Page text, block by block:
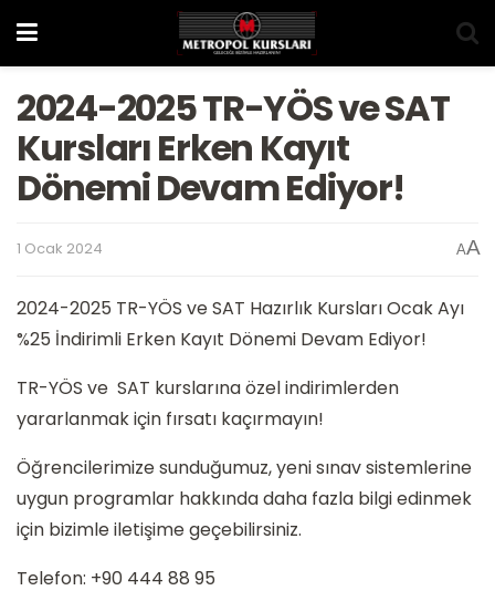
2024-2025 TR-YÖS ve SAT
Kursları Erken Kayıt
Dönemi Devam Ediyor!
1 Ocak 2024 AA
2024-2025 TR-YÖS ve SAT Hazırlık Kursları Ocak Ayı
%25 İndirimli Erken Kayıt Dönemi Devam Ediyor!
TR-YÖS ve SAT kurslarına özel indirimlerden
yararlanmak için fırsatı kaçırmayın!
Öğrencilerimize sunduğumuz, yeni sınav sistemlerine
uygun programlar hakkında daha fazla bilgi edinmek
için bizimle iletişime geçebilirsiniz.
Telefon: +90 444 88 95